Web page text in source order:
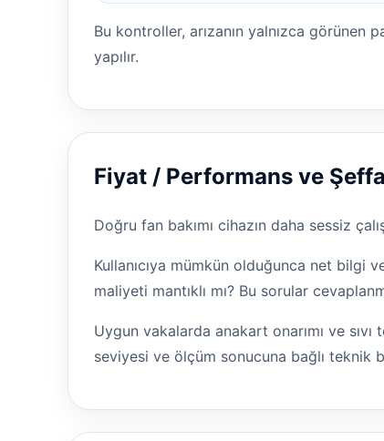
Bu kontroller, arızanın yalnızca görünen
yapılır.
Fiyat / Performans ve
Doğru fan bakımı cihazın daha sessiz
Kullanıcıya mümkün olduğunca net bilgi
maliyeti mantıklı mı? Bu sorular
Uygun vakalarda anakart onarımı ve
seviyesi ve ölçüm sonucuna bağlı teknik